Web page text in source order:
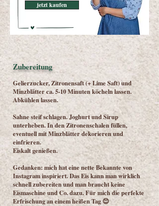
jetzt kaufen
Zubereitung
Gelierzucker, Zitronensaft (+ Lime Saft) und
Minzblätter ca. 5-10 Minuten köcheln lassen.
Abkühlen lassen.
Sahne steif schlagen. Joghurt und Sirup
unterheben. In den Zitronenschalen füllen,
eventuell mit Minzblätter dekorieren und
einfrieren.
Eiskalt genießen.
Gedanken: mich hat eine nette Bekannte von
Instagram inspiriert. Das Eis kann man wirklich
schnell zubereiten und man braucht keine
Eismaschine und Co. dazu. Für mich die perfekte
Erfrischung an einem heißen Tag 😊